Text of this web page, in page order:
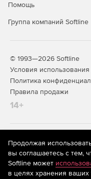
Помощь
Группа компаний Softline
© 1993—2026 Softline
Условия использования
Политика
Правила продажи
14+
На информационном
рекомендательные
предоставления
систематизации и
предпочтениям
Продолжая
вы соглашаетесь с тем,
Softline может
в целях хранения ваших